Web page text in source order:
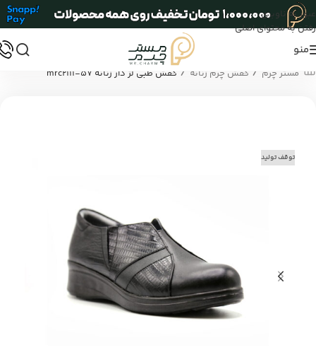
عبور به ناوبری
رفتن به محتوای اصلی
منو
مستر چرم / کفش چرم زنانه / کفش طبی لژ دار زنانه mrc2111-57
توقف تولید